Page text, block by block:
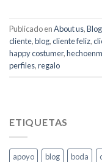
Publicado enAbout us,Blog
cliente,blog,cliente feliz,
happy costumer,
perfiles,regalo
ETIQUETAS
apoyo blog boda